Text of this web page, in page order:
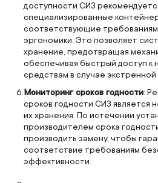
доступности СИЗ
специализированные
соответствующие
эргономики. Это позволяет
хранение, предотвращая
обеспечивая быстрый доступ к
средствам в случае
Мониторинг сроков годности:
сроков годности СИЗ является
их хранения. По истечении
производителем срока
производить замену, чтобы
соответствие требованиям
эффективности.